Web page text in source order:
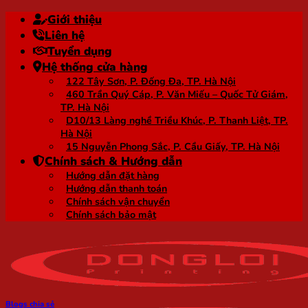
qua
nội
dung
Giới thiệu
Liên hệ
Tuyển dụng
Hệ thống cửa hàng
122 Tây Sơn, P. Đống Đa, TP. Hà Nội
460 Trần Quý Cáp, P. Văn Miếu – Quốc Tử Giám,
TP. Hà Nội
D10/13 Làng nghề Triều Khúc, P. Thanh Liệt, TP.
Hà Nội
15 Nguyễn Phong Sắc, P. Cầu Giấy, TP. Hà Nội
Chính sách & Hướng dẫn
Hướng dẫn đặt hàng
Hướng dẫn thanh toán
Chính sách vận chuyển
Chính sách bảo mật
Blogs chia sẻ